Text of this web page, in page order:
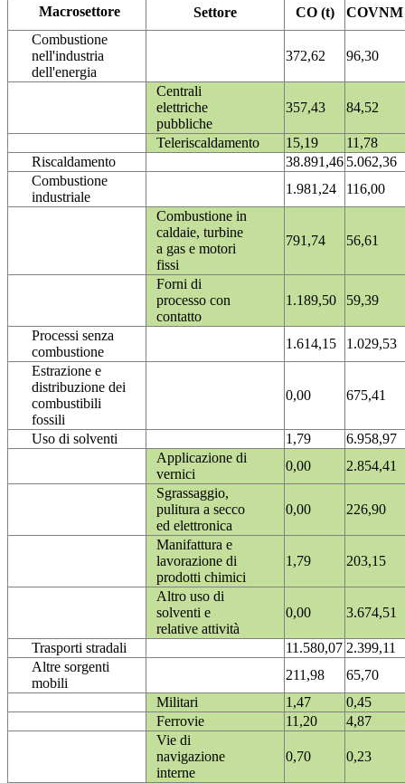
Macrosettore Settore CO (t)
COVNM
Combustione
nell'industria
dell'energia
372,62 96,30
Centrali
elettriche
pubbliche
357,43 84,52
Teleriscaldamento 15,19
11,78
Riscaldamento
38.891,46 5.062,36
Combustione
industriale
1.981,24
116,00
Combustione in
caldaie, turbine
a gas e motori
fissi
791,74 56,61
Forni di
processo con
contatto
1.189,50 59,39
Processi senza
combustione
1.614,15
1.029,53
Estrazione e
distribuzione dei
combustibili
fossili
0,00 675,41
Uso di solventi 1,79
6.958,97
Applicazione di
vernici
0,00
2.854,41
Sgrassaggio,
pulitura a secco
ed elettronica
0,00 226,90
Manifattura e
lavorazione di
prodotti chimici
1,79 203,15
Altro uso di
solventi e
relative attività
0,00 3.674,51
Trasporti stradali 11.580,07 2.399,11
Altre sorgenti
mobili
211,98
65,70
Militari
1,47
0,45
Ferrovie
11,20
4,87
Vie di
navigazione
interne
0,70 0,23